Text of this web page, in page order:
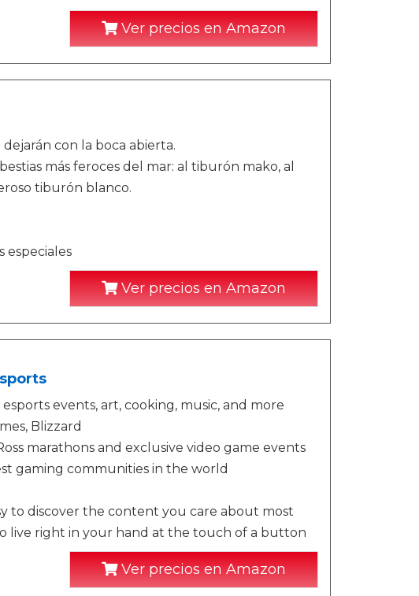
Ver precios en Amazon
con la boca abierta.
más feroces del mar: al tiburón mako, al
tiburón blanco.
especiales
Ver precios en Amazon
events, art, cooking, music, and more
Blizzard
marathons and exclusive video game events
gaming communities in the world
to discover the content you care about most
live right in your hand at the touch of a button
Ver precios en Amazon